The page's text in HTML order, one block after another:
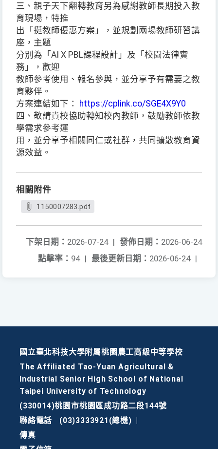
三、親子天下翻轉教育另為感謝教師長期投入教
育現場，特推
出「挺教師優惠方案」，並規劃兩場教師研習講
座，主題
分別為「AI X PBL課程設計」及「校園法律實
務」，歡迎
教師參考使用、報名參與，並分享予有需要之教
育夥伴。
方案連結如下：
https://cplink.co/SGE4X9Y0
四、敬請貴校協助轉知校內教師，鼓勵教師依教
學需求參考運
用，並分享予相關同仁或社群，共同擴散教育資
源效益。
相關附件
1150007283.pdf
發佈日期： 2026-06-24
下架日期： 2026-07-24 |
最後更新日期： 2026-06-24 |
點擊率： 94 |
國立臺北科技大學附屬桃園農工高級中等學校
The Affiliated Tao-Yuan Agricultural &
Industrial Senior High School of National
Taipei University of Technology
(330014)桃園市桃園區成功路二段144號
聯絡電話
(03)3333921(總機)
傳真